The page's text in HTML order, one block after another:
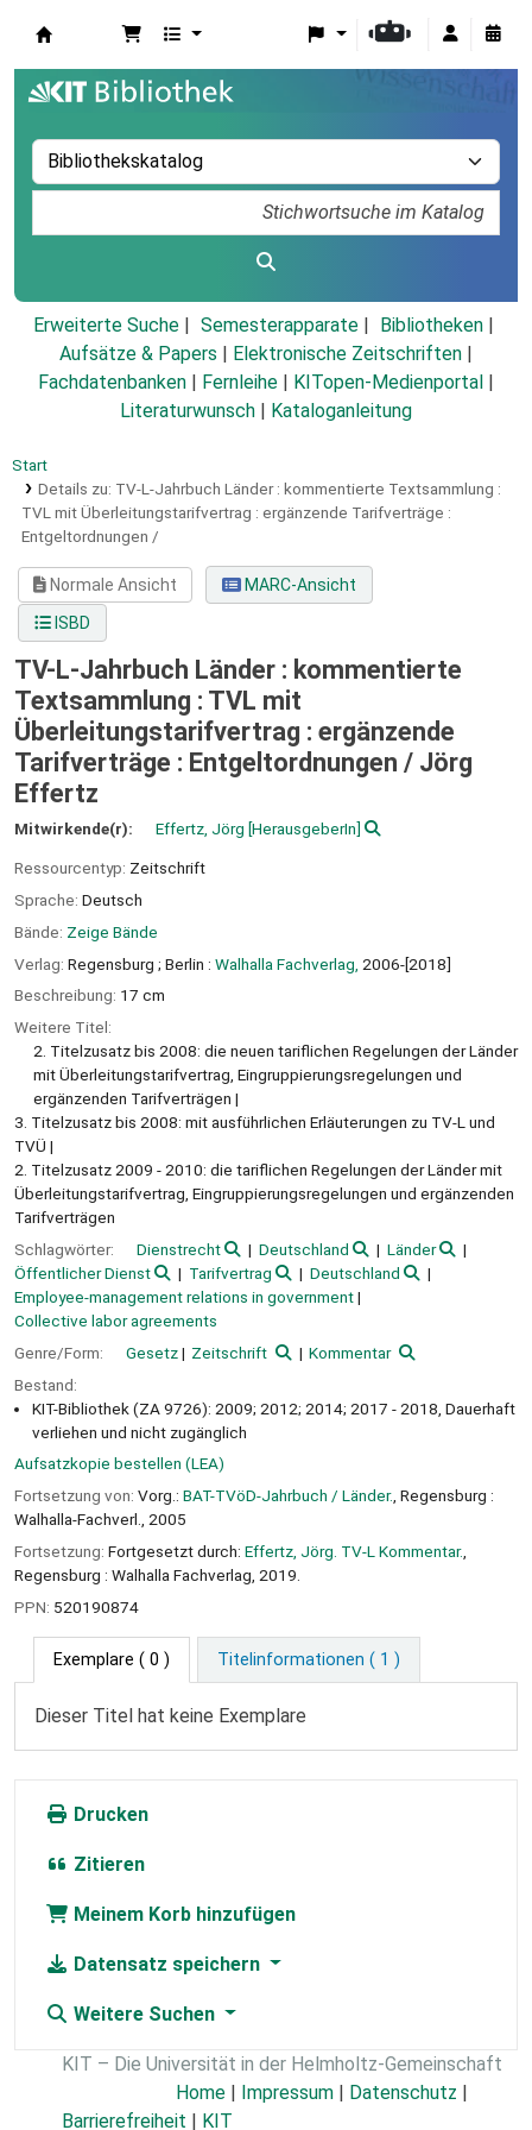
Erweiterte Suche Semesterapparate
Bibliotheken
Aufsätze & Papers
Elektronische Zeitschriften
Fachdatenbanken
Fernleihe KITopen-Medienportal
Literaturwunsch
Kataloganleitung
Start
Details zu: TV-L-Jahrbuch Länder : kommentierte Textsammlung :
TVL mit Überleitungstarifvertrag : ergänzende Tarifverträge :
Entgeltordnungen /
Normale Ansicht
MARC-Ansicht
ISBD
TV-L-Jahrbuch Länder : kommentierte
Textsammlung : TVL mit
Überleitungstarifvertrag : ergänzende
Tarifverträge : Entgeltordnungen / Jörg
Effertz
Mitwirkende(r): Effertz, Jörg [HerausgeberIn]
Ressourcentyp: Zeitschrift
Sprache: Deutsch
Bände: Zeige Bände
Verlag: Regensburg ; Berlin : Walhalla Fachverlag, 2006-[2018]
Beschreibung: 17 cm
Weitere Titel:
2. Titelzusatz bis 2008: die neuen tariflichen Regelungen der Länder
mit Überleitungstarifvertrag, Eingruppierungsregelungen und
ergänzenden Tarifverträgen
3. Titelzusatz bis 2008: mit ausführlichen Erläuterungen zu TV-L und
TVÜ
2. Titelzusatz 2009 - 2010: die tariflichen Regelungen der Länder mit
Überleitungstarifvertrag, Eingruppierungsregelungen und ergänzenden
Tarifverträgen
Schlagwörter:
Dienstrecht Deutschland
Länder
Öffentlicher Dienst
Tarifvertrag
Deutschland
Employee-management relations in government
Collective labor agreements
Genre/Form:
Gesetz Zeitschrift
Kommentar
Bestand:
KIT-Bibliothek (ZA 9726): 2009; 2012; 2014; 2017 - 2018, Dauerhaft
verliehen und nicht zugänglich
Aufsatzkopie bestellen (LEA)
Fortsetzung von: Vorg.: BAT-TVöD-Jahrbuch / Länder. , Regensburg :
Walhalla-Fachverl., 2005
Fortsetzung: Fortgesetzt durch: Effertz, Jörg. TV-L Kommentar.
Regensburg : Walhalla Fachverlag, 2019.
PPN: 520190874
Exemplare ( 0 ) Titelinformationen ( 1 )
Dieser Titel hat keine Exemplare
Drucken
Zitieren
Meinem Korb hinzufügen
Datensatz speichern
Weitere Suchen
KIT – Die Universität in der Helmholtz-Gemeinschaft
Home | Impressum | Datenschutz |
Barrierefreiheit | KIT